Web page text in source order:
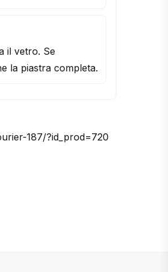
il vetro. Se
la piastra completa.
187/?id_prod=720